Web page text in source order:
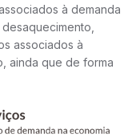
à demanda
associados à
ainda que de forma